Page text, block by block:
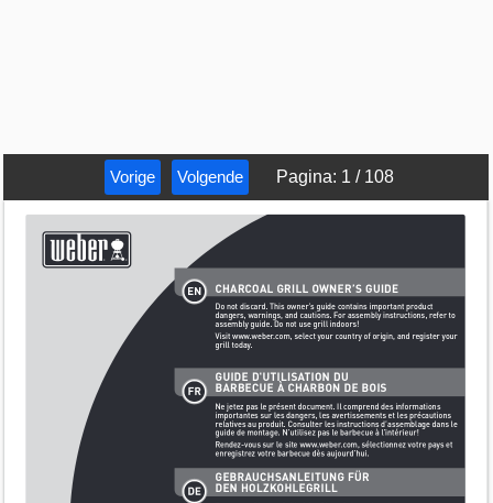
Vorige Volgende Pagina: 1 / 108